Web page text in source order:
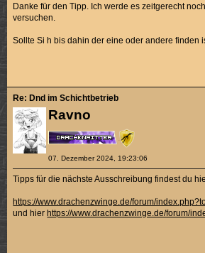
Danke für den Tipp. Ich werde es zeitgerecht
versuchen.
Sollte Si h bis dahin der eine oder andere finden
Ravno
07. Dezember 2024, 19:23:06
Re: Dnd im Schichtbetrieb
Tipps für die nächste Ausschreibung findest du
https://www.drachenzwinge.de/forum/
und hier https://www.drachenzwinge.de/forum/